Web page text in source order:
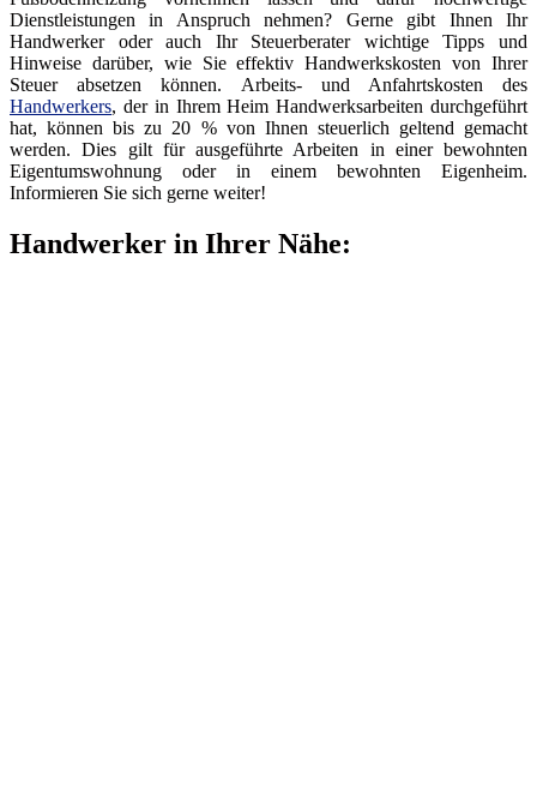
Dienstleistungen in Anspruch nehmen? Gerne gibt Ihnen Ihr
Handwerker oder auch Ihr Steuerberater wichtige Tipps und
Hinweise darüber, wie Sie effektiv Handwerkskosten von Ihrer
Steuer absetzen können. Arbeits- und Anfahrtskosten des
Handwerkers, der in Ihrem Heim Handwerksarbeiten durchgeführt
hat, können bis zu 20 % von Ihnen steuerlich geltend gemacht
werden. Dies gilt für ausgeführte Arbeiten in einer bewohnten
Eigentumswohnung oder in einem bewohnten Eigenheim.
Informieren Sie sich gerne weiter!
Handwerker in Ihrer Nähe: